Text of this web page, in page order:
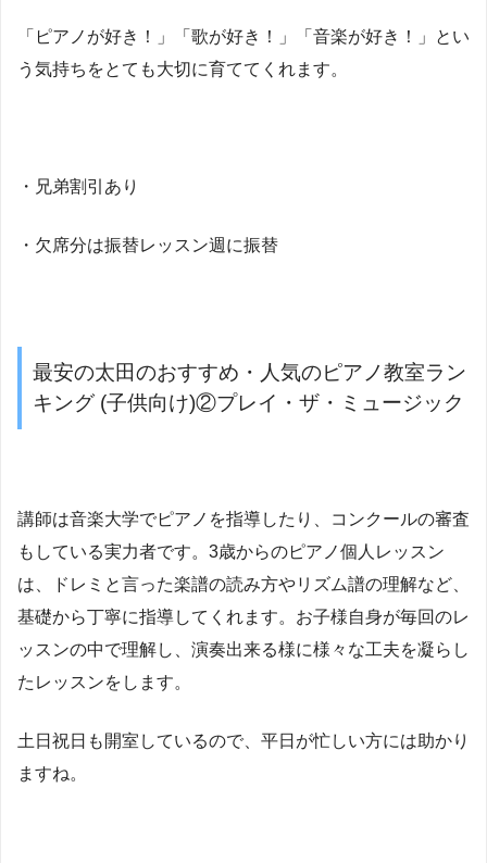
「ピアノが好き！」「歌が好き！」「音楽が好き！」とい
う気持ちをとても大切に育ててくれます。
・兄弟割引あり
・欠席分は振替レッスン週に振替
最安の太田のおすすめ・人気のピアノ教室ラン
キング (子供向け)②プレイ・ザ・ミュージック
講師は音楽大学でピアノを指導したり、コンクールの審査
もしている実力者です。3歳からのピアノ個人レッスン
は、ドレミと言った楽譜の読み方やリズム譜の理解など、
基礎から丁寧に指導してくれます。お子様自身が毎回のレ
ッスンの中で理解し、演奏出来る様に様々な工夫を凝らし
たレッスンをします。
土日祝日も開室しているので、平日が忙しい方には助かり
ますね。